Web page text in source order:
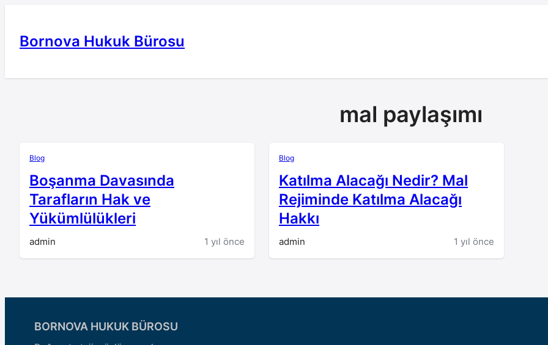
Bornova Hukuk Bürosu
mal paylaşımı
Blog
Boşanma Davasında
Tarafların Hak ve
Yükümlülükleri
admin 1 yıl önce
Blog
Katılma Alacağı Nedir? Mal
Rejiminde Katılma Alacağı
Hakkı
admin 1 yıl önce
BORNOVA HUKUK BÜROSU